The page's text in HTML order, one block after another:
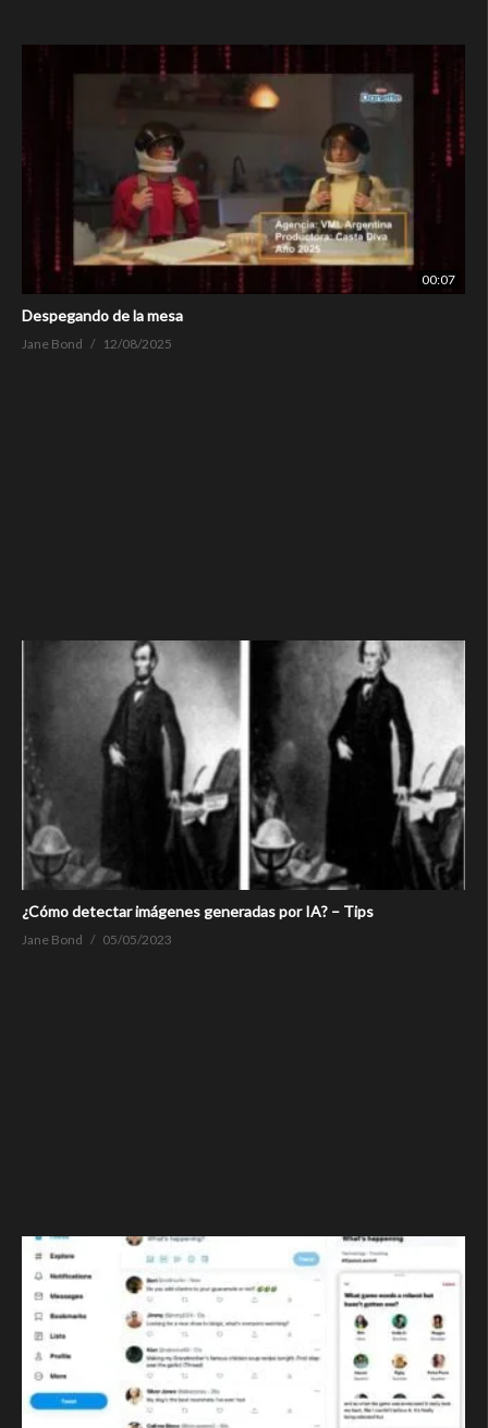
00:07
Despegando de la mesa
Jane Bond 12/08/2025
¿Cómo detectar imágenes generadas por IA? – Tips
Jane Bond 05/05/2023